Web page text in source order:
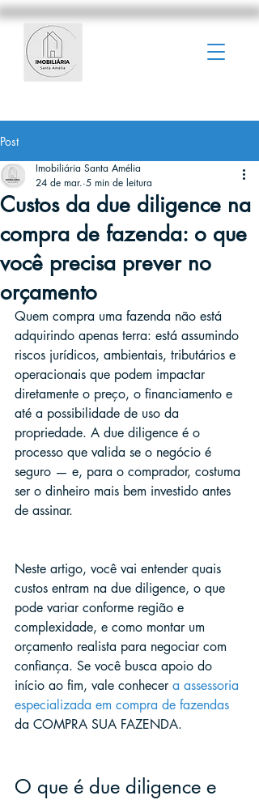
Post
Custos da due diligence na
compra de fazenda: o que
você precisa prever no
orçamento
Imobiliária Santa Amélia
24 de mar. 5 min de leitura
Quem compra uma fazenda não está
adquirindo apenas terra: está assumindo
riscos jurídicos, ambientais, tributários e
operacionais que podem impactar
diretamente o preço, o financiamento e
até a possibilidade de uso da
propriedade. A due diligence é o
processo que valida se o negócio é
seguro — e, para o comprador, costuma
ser o dinheiro mais bem investido antes
de assinar.
Neste artigo, você vai entender quais
custos entram na due diligence, o que
pode variar conforme região e
complexidade, e como montar um
orçamento realista para negociar com
confiança. Se você busca apoio do
início ao fim, vale conhecer a assessoria
especializada em compra de fazendas
da COMPRA SUA FAZENDA.
O que é due diligence e